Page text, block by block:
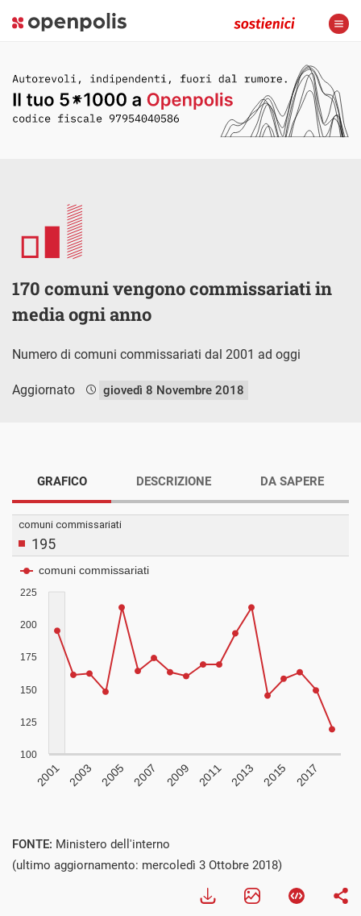
170 comuni vengono commissariati in
media ogni anno
Numero di comuni commissariati dal 2001 ad oggi
Aggiornato giovedì 8 Novembre 2018
GRAFICO DESCRIZIONE DA SAPERE
FONTE: Ministero dell'interno
(ultimo aggiornamento: mercoledì 3 Ottobre 2018)